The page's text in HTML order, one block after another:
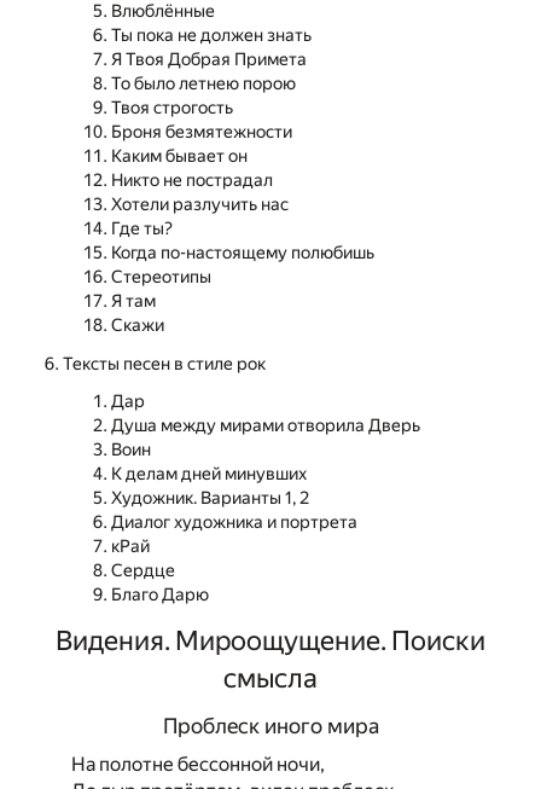
Влюблённые
Ты пока не должен знать
Я Твоя Добрая Примета
То было летнею порою
Твоя строгость
Броня безмятежности
Каким бывает он
Никто не пострадал
Хотели разлучить нас
Где ты?
Когда по-настоящему полюбишь
Стереотипы
Я там
Скажи
Тексты песен в стиле рок
Дар
Душа между мирами отворила Дверь
Воин
К делам дней минувших
Художник. Варианты 1, 2
Диалог художника и портрета
кРай
Сердце
Благо Дарю
Видения. Мироощущение. Поиски
смысла
Проблеск иного мира
На полотне бессонной ночи,